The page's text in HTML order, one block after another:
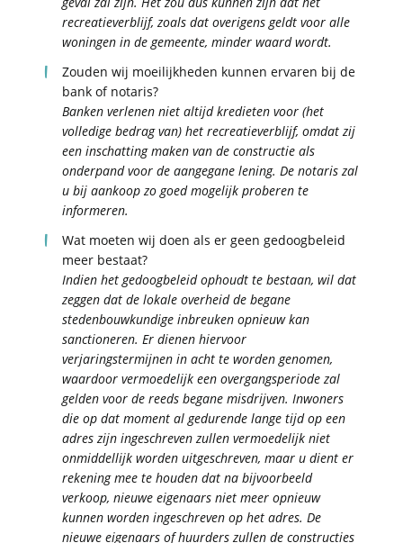
recreatieverblijf, zoals dat overigens geldt voor alle
woningen in de gemeente, minder waard wordt.
Zouden wij moeilijkheden kunnen ervaren bij de
bank of notaris?
Banken verlenen niet altijd kredieten voor (het
volledige bedrag van) het recreatieverblijf, omdat zij
een inschatting maken van de constructie als
onderpand voor de aangegane lening. De notaris zal
u bij aankoop zo goed mogelijk proberen te
informeren.
Wat moeten wij doen als er geen gedoogbeleid
meer bestaat?
Indien het gedoogbeleid ophoudt te bestaan, wil dat
zeggen dat de lokale overheid de begane
stedenbouwkundige inbreuken opnieuw kan
sanctioneren. Er dienen hiervoor
verjaringstermijnen in acht te worden genomen,
waardoor vermoedelijk een overgangsperiode zal
gelden voor de reeds begane misdrijven. Inwoners
die op dat moment al gedurende lange tijd op een
adres zijn ingeschreven zullen vermoedelijk niet
onmiddellijk worden uitgeschreven, maar u dient er
rekening mee te houden dat na bijvoorbeeld
verkoop, nieuwe eigenaars niet meer opnieuw
kunnen worden ingeschreven op het adres. De
nieuwe eigenaars of huurders zullen de constructies